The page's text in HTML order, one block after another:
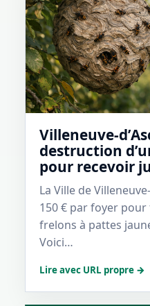
Villeneuve-
destruction
pour recevoir
La Ville de
150 € par foyer
frelons à pattes
Voici…
Lire avec URL propre →